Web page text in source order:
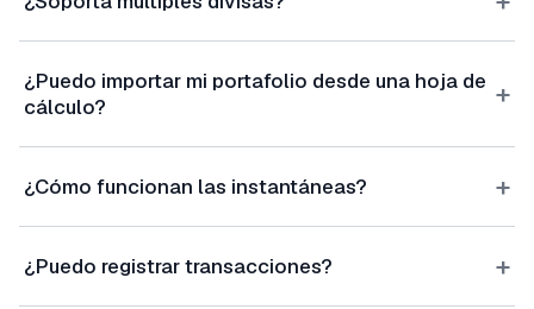
¿Puedo importar mi portafolio desde una hoja de
cálculo?
+
¿Cómo funcionan las instantáneas? +
¿Puedo registrar transacciones? +